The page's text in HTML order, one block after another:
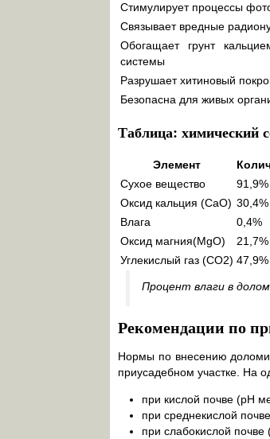
Стимулирует процессы
Связывает вредные
Обогащает грунт
системы
Разрушает хитиновый
Безопасна для живых
Таблица: химический
Элемент
Сухое вещество
91,9%
Оксид кальция (СаО) 30,4%
Влага
0,4%
Оксид магния(MgO)
21,7%
Углекислый газ (CO2) 47,9%
Процент влаги в
Рекомендации по
Нормы по внесению
приусадебном участке. На
при кислой почве (pH
при среднекислой
при слабокислой